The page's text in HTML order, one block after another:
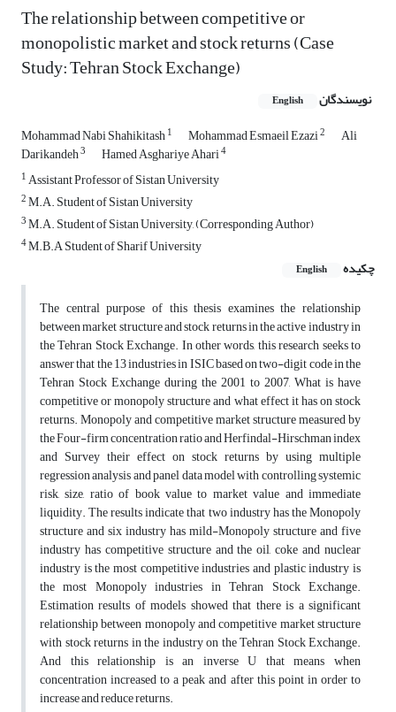
The relationship between competitive or
monopolistic market and stock returns (Case
Study: Tehran Stock Exchange)
نویسندگان English
Mohammad Nabi Shahikitash1 Mohammad Esmaeil Ezazi2 Ali
Darikandeh3 Hamed Asghariye Ahari4
1Assistant Professor of Sistan University
2M.A. Student of Sistan University
3M.A. Student of Sistan University, (Corresponding Author)
4M.B.A Student of Sharif University
چکیده
English
The central purpose of this thesis examines the relationship
between market structure and stock returns in the active industry in
the Tehran Stock Exchange. In other words, this research seeks to
answer that the 13 industries in ISIC based on two-digit code in the
Tehran Stock Exchange during the 2001 to 2007, What is have
competitive or monopoly structure and what effect it has on stock
returns. Monopoly and competitive market structure measured by
the Four-firm concentration ratio and Herfindal-Hirschman index
and Survey their effect on stock returns by using multiple
regression analysis and panel data model with controlling systemic
risk, size, ratio of book value to market value and immediate
liquidity. The results indicate that two industry has the Monopoly
structure and six industry has mild-Monopoly structure and five
industry has competitive structure and the oil, coke and nuclear
industry is the most competitive industries and plastic industry is
the most Monopoly industries in Tehran Stock Exchange.
Estimation results of models showed that there is a significant
relationship between monopoly and competitive market structure
with stock returns in the industry on the Tehran Stock Exchange.
And this relationship is an inverse U that means when
concentration increased to a peak and after this point in order to
increase and reduce returns.